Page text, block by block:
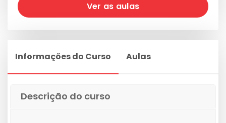
Ver as aulas
Informações do Curso Aulas
Descrição do curso